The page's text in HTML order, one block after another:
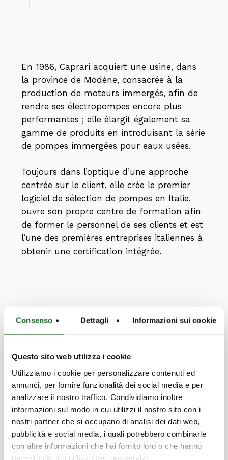
Consenso Dettagli Informazioni sui cookie
Questo sito web utilizza i cookie
Utilizziamo i cookie per personalizzare contenuti ed
annunci, per fornire funzionalità dei social media e per
analizzare il nostro traffico. Condividiamo inoltre
informazioni sul modo in cui utilizzi il nostro sito con i
nostri partner che si occupano di analisi dei dati web,
pubblicità e social media, i quali potrebbero combinarle
con altre informazioni che hai fornito loro o che hanno
raccolto dal tuo utilizzo dei loro servizi.
En 1986, Caprari acquiert une usine, dans
la province de Modène, consacrée à la
production de moteurs immergés, afin de
rendre ses électropompes encore plus
performantes ; elle élargit également sa
gamme de produits en introduisant la série
de pompes immergées pour eaux usées.
Toujours dans l’optique d’une approche
centrée sur le client, elle crée le premier
logiciel de sélection de pompes en Italie,
ouvre son propre centre de formation afin
de former le personnel de ses clients et est
l’une des premières entreprises italiennes à
obtenir une certification intégrée.